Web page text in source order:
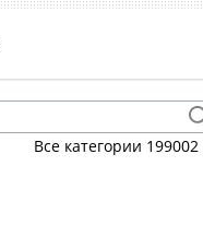
Все категории 199002